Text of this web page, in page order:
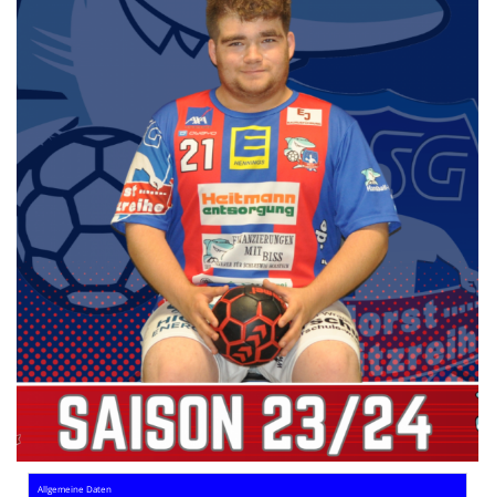
Teams
Trainer
ALLE SPIELE
HAIE TV
NEWSLETTER
DIE HAIE I Intern
Partner
Allgemeine Daten